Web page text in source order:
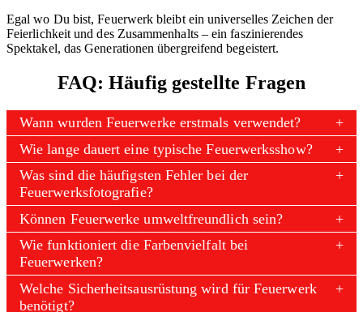
Egal wo Du bist, Feuerwerk bleibt ein universelles Zeichen der
Feierlichkeit und des Zusammenhalts – ein faszinierendes
Spektakel, das Generationen übergreifend begeistert.
FAQ: Häufig gestellte Fragen
Wann wurden Feuerwerke erstmals verwendet?
Wie lange dauert eine typische Feuerwerksshow?
Was sind die häufigsten Fehler bei der
Feuerwerksfotografie?
Können Feuerwerke umweltfreundlich sein?
Wie funktioniert die Farbenvielfalt bei
Feuerwerken?
Welche Sicherheitsausrüstung wird für Feuerwerk
benötigt?